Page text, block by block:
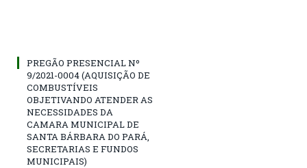
PREGÃO PRESENCIAL Nº
9/2021-0004 (AQUISIÇÃO DE
COMBUSTÍVEIS
OBJETIVANDO ATENDER AS
NECESSIDADES DA
CAMARA MUNICIPAL DE
SANTA BÁRBARA DO PARÁ,
SECRETARIAS E FUNDOS
MUNICIPAIS)